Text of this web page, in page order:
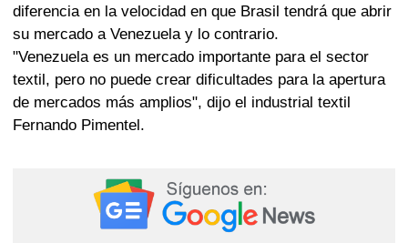
diferencia en la velocidad en que Brasil tendrá que abrir
su mercado a Venezuela y lo contrario.
"Venezuela es un mercado importante para el sector
textil, pero no puede crear dificultades para la apertura
de mercados más amplios", dijo el industrial textil
Fernando Pimentel.